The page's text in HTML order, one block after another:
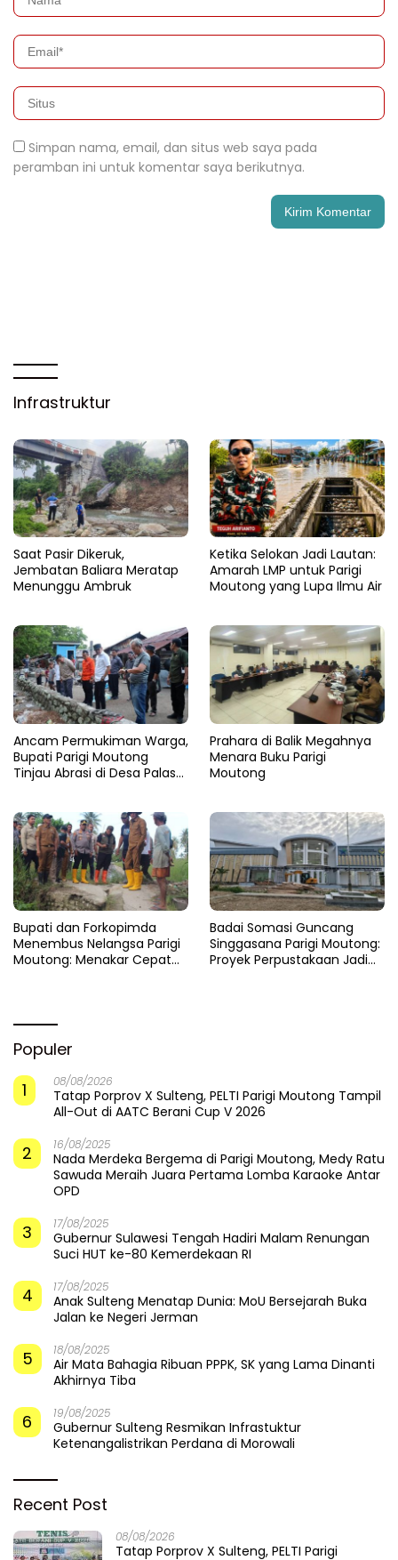
Simpan nama, email, dan situs web saya pada
peramban ini untuk komentar saya berikutnya.
Infrastruktur
Saat Pasir Dikeruk,
Jembatan Baliara Meratap
Ketika Selokan Jadi Lautan:
Amarah LMP untuk Parigi
Moutong yang Lupa Ilmu Air
Ancam Permukiman Warga,
Bupati Parigi Moutong
Tinjau Abrasi di Desa Palasa
dan Minta Penanganan
Cepat
Menara Buku Parigi
Moutong
Menembus Nelangsa Parigi
Moutong: Menakar Cepat
Pemulihan di Altar Sinergi